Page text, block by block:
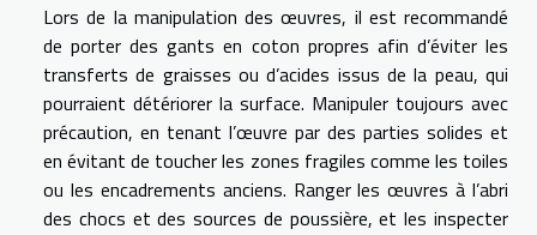
Lors de la manipulation des œuvres, il est recommandé
de porter des gants en coton propres afin d’éviter les
transferts de graisses ou d’acides issus de la peau, qui
pourraient détériorer la surface. Manipuler toujours avec
précaution, en tenant l’œuvre par des parties solides et
en évitant de toucher les zones fragiles comme les toiles
ou les encadrements anciens. Ranger les œuvres à l’abri
des chocs et des sources de poussière, et les inspecter